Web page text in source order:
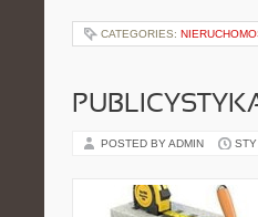
CATEGORIES:
POSTED BY ADMIN